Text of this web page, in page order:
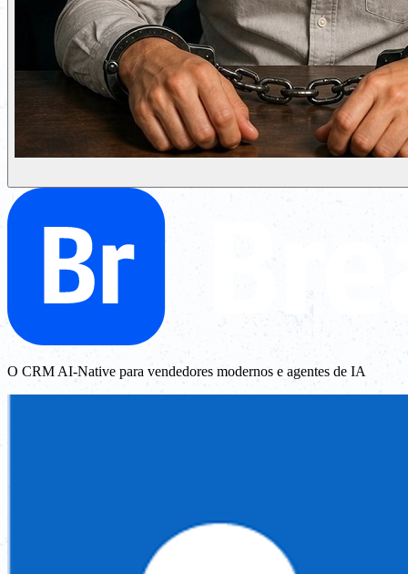
O CRM AI-Native para vendedores modernos e agentes de IA